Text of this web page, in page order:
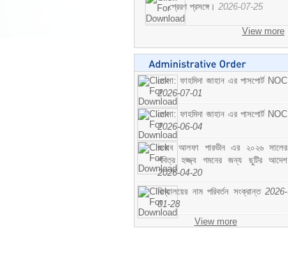
প্রেরণ প্রসঙ্গে। 2026-07-25
View more
মোসা: ফাহমিদা জাহান এর পাসপোর্ট NOC
2026-07-01
মোসা: ফাহমিদা জাহান এর পাসপোর্ট NOC
2026-06-04
জনাব আলফা পারভীন এর ২০২৬ সালের
পবিত্র হজ্জ্ব গমনের জন্য ছুটির আদেশ
2026-04-20
বিদ্যালয়ের নাম পরিবর্তন সংক্রান্ত 2026-
01-28
View more